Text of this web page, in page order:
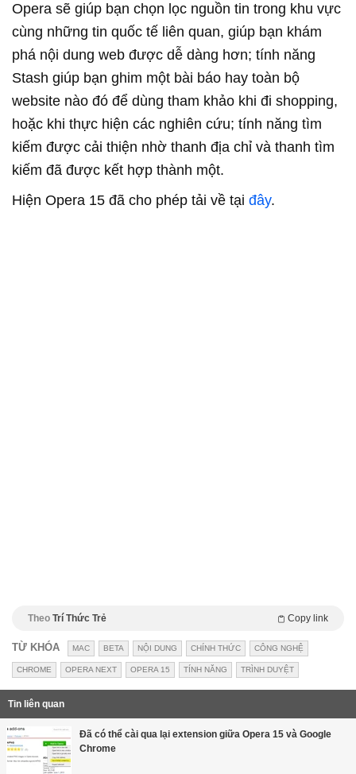
Opera sẽ giúp bạn chọn lọc nguồn tin trong khu vực
cùng những tin quốc tế liên quan, giúp bạn khám
phá nội dung web được dễ dàng hơn; tính năng
Stash giúp bạn ghim một bài báo hay toàn bộ
website nào đó để dùng tham khảo khi đi shopping,
hoặc khi thực hiện các nghiên cứu; tính năng tìm
kiếm được cải thiện nhờ thanh địa chỉ và thanh tìm
kiếm đã được kết hợp thành một.
Hiện Opera 15 đã cho phép tải về tại đây.
Theo Trí Thức Trẻ Copy link
TỪ KHÓA MAC BETA NỘI DUNG CHÍNH THỨC CÔNG NGHỆ
CHROME OPERA NEXT OPERA 15 TÍNH NĂNG TRÌNH DUYỆT
Tin liên quan
Đã có thể cài qua lại extension giữa Opera 15 và Google
Chrome